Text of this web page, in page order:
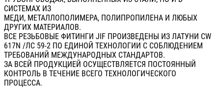
СИСТЕМАХ ИЗ
МЕДИ, МЕТАЛЛОПОЛИМЕРА, ПОЛИПРОПИЛЕНА И ЛЮБЫХ
ДРУГИХ МАТЕРИАЛОВ.
ВСЕ РЕЗЬБОВЫЕ ФИТИНГИ JIF ПРОИЗВЕДЕНЫ ИЗ ЛАТУНИ CW
617N /ЛС 59-2 ПО ЕДИНОЙ ТЕХНОЛОГИИ С СОБЛЮДЕНИЕМ
ТРЕБОВАНИЙ МЕЖДУНАРОДНЫХ СТАНДАРТОВ.
ЗА ВСЕЙ ПРОДУКЦИЕЙ ОСУЩЕСТВЛЯЕТСЯ ПОСТОЯННЫЙ
КОНТРОЛЬ В ТЕЧЕНИЕ ВСЕГО ТЕХНОЛОГИЧЕСКОГО
ПРОЦЕССА.